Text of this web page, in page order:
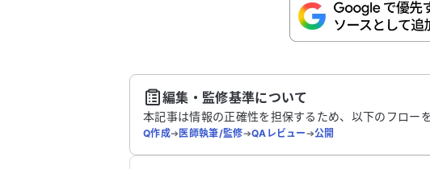
こちらは送信専用のフォームです。氏名やご自身の病気
編集・監修基準について
本記事は情報の正確性を担保するため、以下のフロー
Q作成➔医師執筆/監修➔QAレビュー➔公開